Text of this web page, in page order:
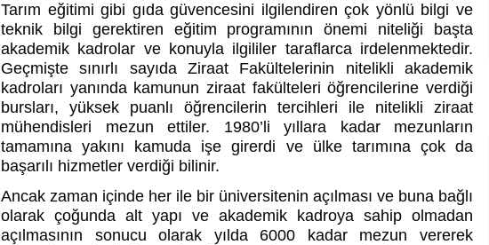
Tarım eğitimi gibi gıda güvencesini ilgilendiren çok yönlü bilgi ve
teknik bilgi gerektiren eğitim programının önemi niteliği başta
akademik kadrolar ve konuyla ilgililer taraflarca irdelenmektedir.
Geçmişte sınırlı sayıda Ziraat Fakültelerinin nitelikli akademik
kadroları yanında kamunun ziraat fakülteleri öğrencilerine verdiği
bursları, yüksek puanlı öğrencilerin tercihleri ile nitelikli ziraat
mühendisleri mezun ettiler. 1980’li yıllara kadar mezunların
tamamına yakını kamuda işe girerdi ve ülke tarımına çok da
başarılı hizmetler verdiği bilinir.
Ancak zaman içinde her ile bir üniversitenin açılması ve buna bağlı
olarak çoğunda alt yapı ve akademik kadroya sahip olmadan
açılmasının sonucu olarak yılda 6000 kadar mezun vererek